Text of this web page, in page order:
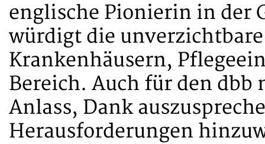
englische Pionierin in der
würdigt die
Krankenhäusern,
Bereich. Auch für den dbb
Anlass, Dank
Herausforderungen